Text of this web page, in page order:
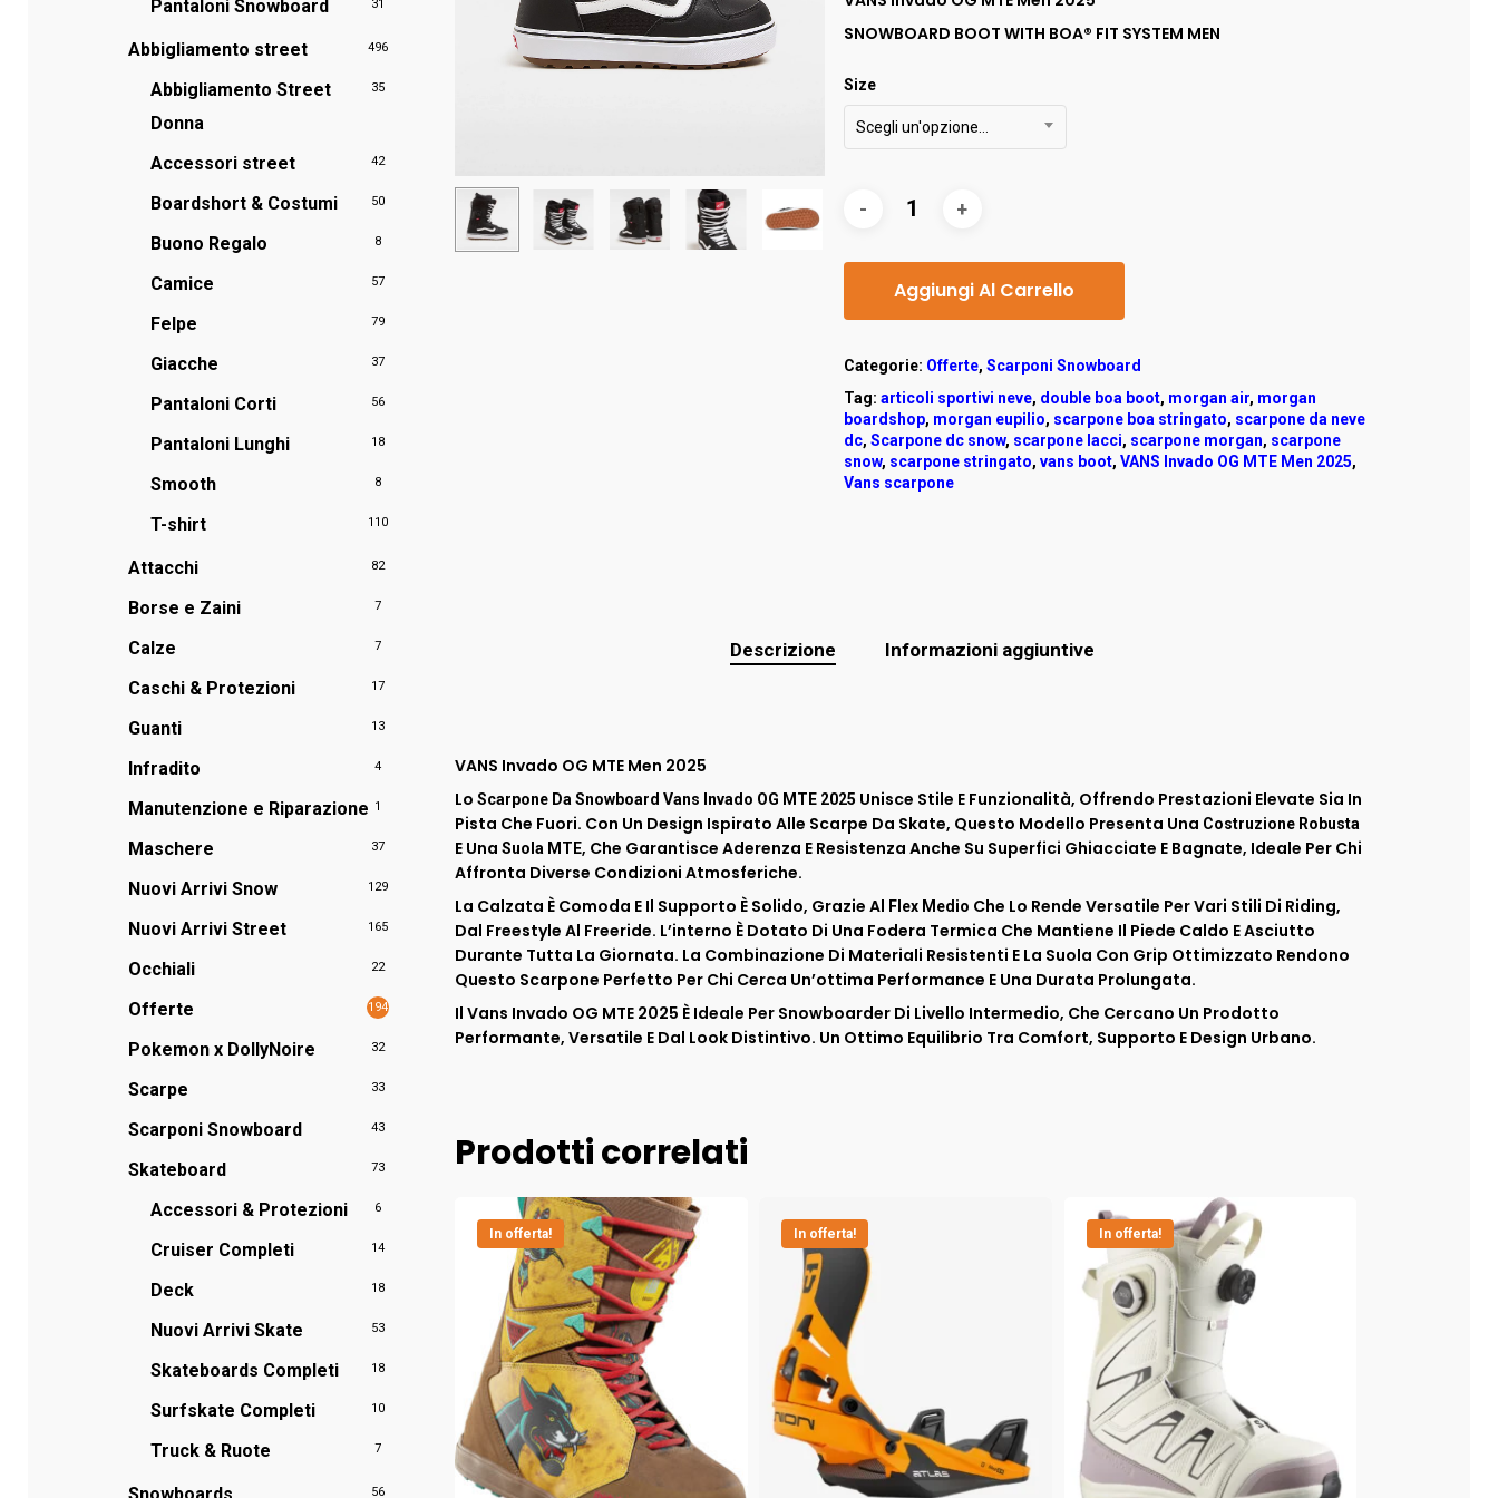
Pantaloni Snowboard 31
Abbigliamento street 496
Abbigliamento Street
Donna
35
Accessori street 42
Boardshort & Costumi 50
Buono Regalo 8
Camice 57
Felpe 79
Giacche 37
Pantaloni Corti 56
Pantaloni Lunghi 18
Smooth 8
T-shirt 110
Attacchi 82
Borse e Zaini 7
Calze 7
Caschi & Protezioni 17
Guanti 13
Infradito 4
Manutenzione e Riparazione 1
Maschere 37
Nuovi Arrivi Snow 129
Nuovi Arrivi Street 165
Occhiali 22
Offerte 194
Pokemon x DollyNoire 32
Scarpe 33
Scarponi Snowboard 43
Skateboard 73
Accessori & Protezioni 6
Cruiser Completi 14
Deck 18
Nuovi Arrivi Skate 53
Skateboards Completi 18
Surfskate Completi 10
Truck & Ruote 7
56
SNOWBOARD BOOT WITH BOA® FIT SYSTEM MEN
Size
Scegli un'opzione…
Aggiungi Al Carrello
Categorie: Offerte, Scarponi Snowboard
Tag: articoli sportivi neve, double boa boot, morgan air, morgan
boardshop, morgan eupilio, scarpone boa stringato, scarpone da neve
dc, Scarpone dc snow, scarpone lacci, scarpone morgan, scarpone
snow, scarpone stringato, vans boot, VANS Invado OG MTE Men 2025,
Vans scarpone
Descrizione Informazioni aggiuntive
VANS Invado OG MTE Men 2025
Lo Scarpone Da Snowboard Vans Invado OG MTE 2025 Unisce Stile E Funzionalità, Offrendo Prestazioni Elevate Sia In
Pista Che Fuori. Con Un Design Ispirato Alle Scarpe Da Skate, Questo Modello Presenta Una Costruzione Robusta
E Una Suola MTE, Che Garantisce Aderenza E Resistenza Anche Su Superfici Ghiacciate E Bagnate, Ideale Per Chi
Affronta Diverse Condizioni Atmosferiche.
La Calzata È Comoda E Il Supporto È Solido, Grazie Al Flex Medio Che Lo Rende Versatile Per Vari Stili Di Riding,
Dal Freestyle Al Freeride. L’interno È Dotato Di Una Fodera Termica Che Mantiene Il Piede Caldo E Asciutto
Durante Tutta La Giornata. La Combinazione Di Materiali Resistenti E La Suola Con Grip Ottimizzato Rendono
Questo Scarpone Perfetto Per Chi Cerca Un’ottima Performance E Una Durata Prolungata.
Il Vans Invado OG MTE 2025 È Ideale Per Snowboarder Di Livello Intermedio, Che Cercano Un Prodotto
Performante, Versatile E Dal Look Distintivo. Un Ottimo Equilibrio Tra Comfort, Supporto E Design Urbano.
Prodotti correlati
In offerta! In offerta! In offerta!